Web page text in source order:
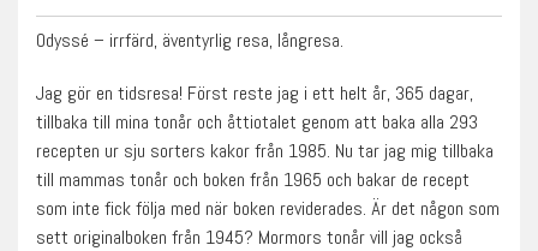
Odyssé – irrfärd, äventyrlig resa, långresa.
Jag gör en tidsresa! Först reste jag i ett helt år, 365 dagar,
tillbaka till mina tonår och åttiotalet genom att baka alla 293
recepten ur sju sorters kakor från 1985. Nu tar jag mig tillbaka
till mammas tonår och boken från 1965 och bakar de recept
som inte fick följa med när boken reviderades. Är det någon som
sett originalboken från 1945? Mormors tonår vill jag också